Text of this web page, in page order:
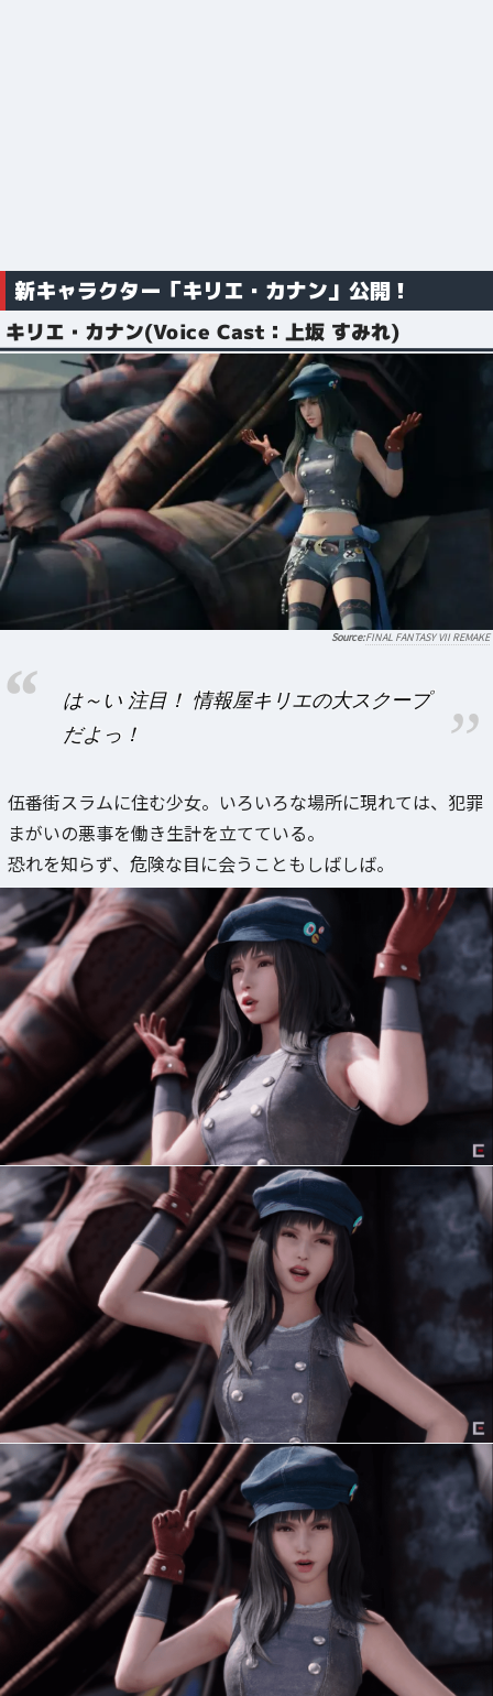
新キャラクター「キリエ・カナン」公開！
キリエ・カナン(Voice Cast：上坂 すみれ)
FINAL FANTASY VII REMAKE
は～い 注目！ 情報屋キリエの大スクープ
だよっ！
伍番街スラムに住む少女。いろいろな場所に現れては、犯罪
まがいの悪事を働き生計を立てている。
恐れを知らず、危険な目に会うこともしばしば。